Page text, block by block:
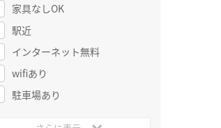
家具なしOK
駅近
インターネット無料
wifiあり
駐車場あり